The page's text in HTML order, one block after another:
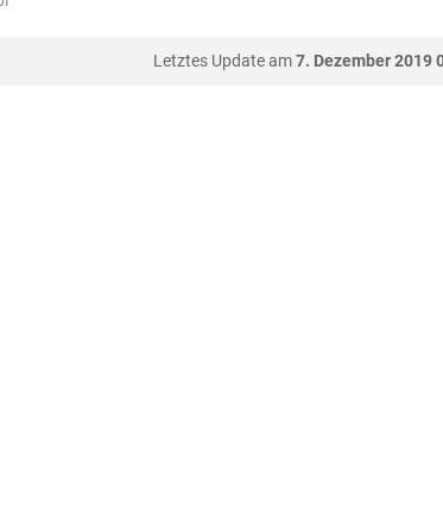
Letztes Update am7. Dezember 2019